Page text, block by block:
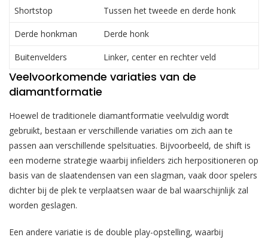
Shortstop Tussen het tweede en derde honk
Derde honkman Derde honk
Buitenvelders Linker, center en rechter veld
Veelvoorkomende variaties van de
diamantformatie
Hoewel de traditionele diamantformatie veelvuldig wordt
gebruikt, bestaan er verschillende variaties om zich aan te
passen aan verschillende spelsituaties. Bijvoorbeeld, de shift is
een moderne strategie waarbij infielders zich herpositioneren op
basis van de slaatendensen van een slagman, vaak door spelers
dichter bij de plek te verplaatsen waar de bal waarschijnlijk zal
worden geslagen.
Een andere variatie is de double play-opstelling, waarbij